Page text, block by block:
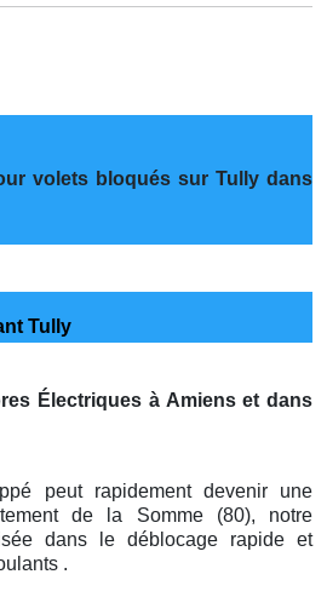
volets bloqués sur Tully dans
Tully
Électriques à Amiens et dans
peut rapidement devenir une
de la Somme (80), notre
dans le déblocage rapide et
.